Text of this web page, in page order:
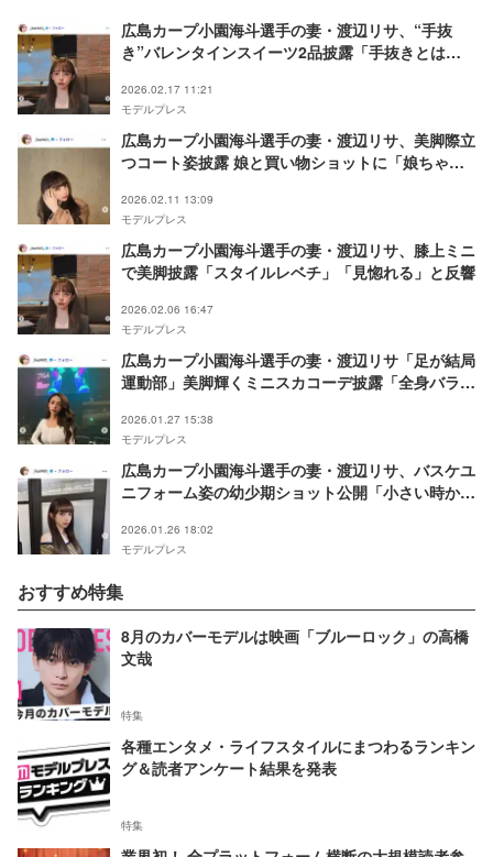
広島カープ小園海斗選手の妻・渡辺リサ、“手抜
き”バレンタインスイーツ2品披露「手抜きとは思
2026.02.17 11:21
モデルプレス
広島カープ小園海斗選手の妻・渡辺リサ、美脚際立
つコート姿披露 娘と買い物ショットに「娘ちゃん
2026.02.11 13:09
モデルプレス
広島カープ小園海斗選手の妻・渡辺リサ、膝上ミニ
で美脚披露「スタイルレベチ」「見惚れる」と反響
2026.02.06 16:47
モデルプレス
広島カープ小園海斗選手の妻・渡辺リサ「足が結局
運動部」美脚輝くミニスカコーデ披露「全身バラン
2026.01.27 15:38
モデルプレス
広島カープ小園海斗選手の妻・渡辺リサ、バスケユ
ニフォーム姿の幼少期ショット公開「小さい時から
2026.01.26 18:02
モデルプレス
おすすめ特集
8月のカバーモデルは映画「ブルーロック」の高橋
文哉
特集
各種エンタメ・ライフスタイルにまつわるランキン
グ＆読者アンケート結果を発表
特集